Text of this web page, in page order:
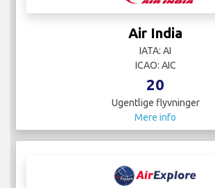
Air India
IATA: AI
ICAO: AIC
20
Ugentlige flyvninger
Mere info